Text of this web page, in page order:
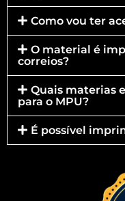
Como vou ter
O material é
correios?
Quais materias
para o MPU?
É possível